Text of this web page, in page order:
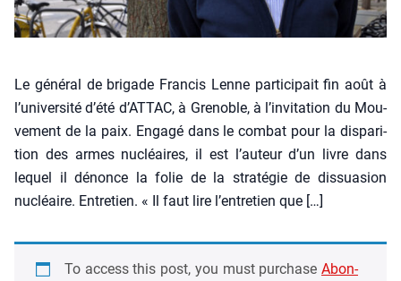
Le géné­ral de bri­gade Fran­cis Lenne par­ti­ci­pait fin août à
l’université d’été d’ATTAC, à Gre­noble, à l’invitation du Mou­
ve­ment de la paix. Enga­gé dans le com­bat pour la dis­pa­ri­
tion des armes nucléaires, il est l’auteur d’un livre dans
lequel il dénonce la folie de la stra­té­gie de dis­sua­sion
nucléaire. Entre­tien. « Il faut lire l’en­tre­tien que […]
To access this post, you must pur­chase Abon­